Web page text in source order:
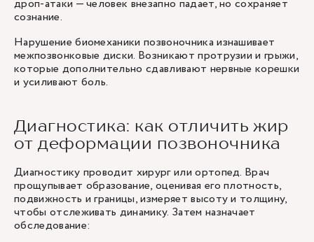
дроп-атаки — человек внезапно падает, но сохраняет
сознание.
Нарушение биомеханики позвоночника изнашивает
межпозвонковые диски. Возникают протрузии и грыжи,
которые дополнительно сдавливают нервные корешки
и усиливают боль.
Диагностика: как отличить жир
от деформации позвоночника
Диагностику проводит хирург или ортопед. Врач
прощупывает образование, оценивая его плотность,
подвижность и границы, измеряет высоту и толщину,
чтобы отслеживать динамику. Затем назначает
обследование: